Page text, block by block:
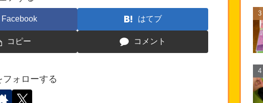
Facebook はてブ
コピー コメント
フォローする